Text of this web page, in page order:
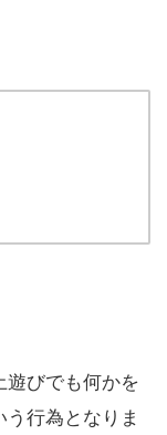
びでも何かを
行為となりま